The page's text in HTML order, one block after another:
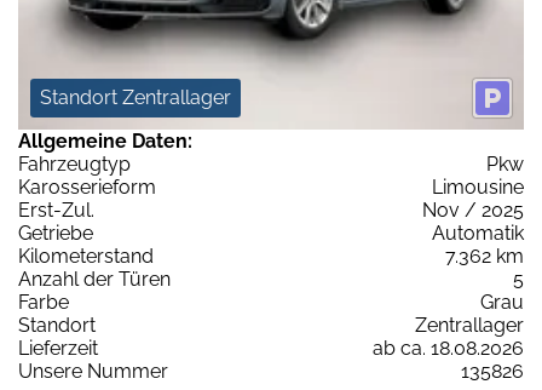
Standort Zentrallager
Allgemeine Daten:
Fahrzeugtyp
Pkw
Karosserieform
Limousine
Erst-Zul.
Nov / 2025
Getriebe
Automatik
Kilometerstand
7.362 km
Anzahl der Türen
5
Farbe
Grau
Standort
Zentrallager
Lieferzeit
ab ca. 18.08.2026
Unsere Nummer
135826